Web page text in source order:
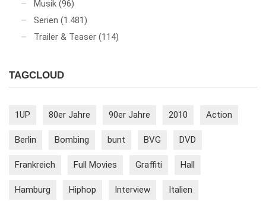
Musik (96)
Serien (1.481)
Trailer & Teaser (114)
TAGCLOUD
1UP 80er Jahre 90er Jahre 2010 Action
Berlin Bombing bunt BVG DVD
Frankreich Full Movies Graffiti Hall
Hamburg Hiphop Interview Italien